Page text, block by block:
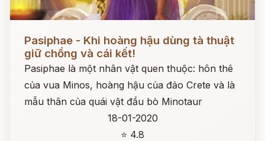
Pasiphae - Khi hoàng hậu dùng tà thuật
giữ chồng và cái kết!
Pasiphae là một nhân vật quen thuộc: hôn thê
của vua Minos, hoàng hậu của đảo Crete và là
mẫu thân của quái vật đầu bò Minotaur
18-01-2020
⭐ 4.8